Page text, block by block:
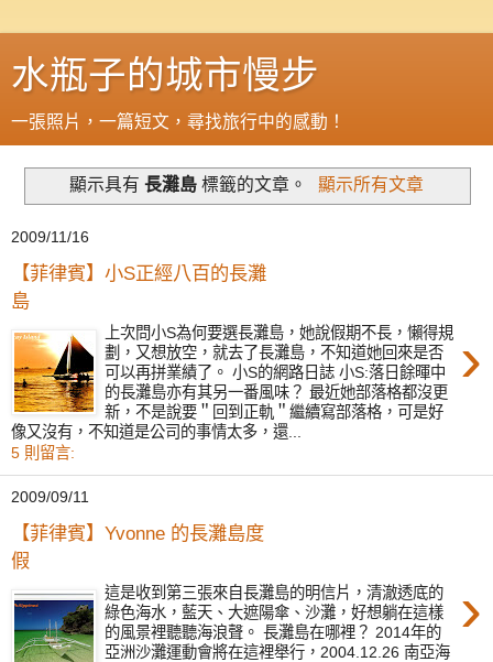
水瓶子的城市慢步
一張照片，一篇短文，尋找旅行中的感動！
顯示具有 長灘島標籤的文章。 顯示所有文章
2009/11/16
【菲律賓】小S正經八百的長灘
島
›
上次問小S為何要選長灘島，她說假期不長，懶得規
劃，又想放空，就去了長灘島，不知道她回來是否
可以再拼業績了。 小S的網路日誌 小S:落日餘暉中
的長灘島亦有其另一番風味？ 最近她部落格都沒更
新，不是說要＂回到正軌＂繼續寫部落格，可是好
像又沒有，不知道是公司的事情太多，還...
5 則留言:
2009/09/11
【菲律賓】Yvonne 的長灘島度
假
›
這是收到第三張來自長灘島的明信片，清澈透底的
綠色海水，藍天、大遮陽傘、沙灘，好想躺在這樣
的風景裡聽聽海浪聲。 長灘島在哪裡？ 2014年的
亞洲沙灘運動會將在這裡舉行，2004.12.26 南亞海